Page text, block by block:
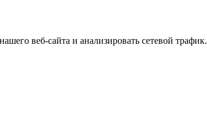
веб-сайта и анализировать сетевой трафик.